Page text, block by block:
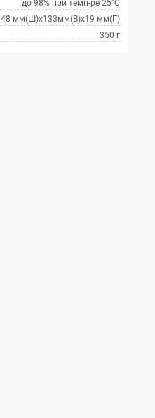
до 98% при темп-ре 25°С
48 мм(Ш)х133мм(В)х19 мм(Г)
350 г